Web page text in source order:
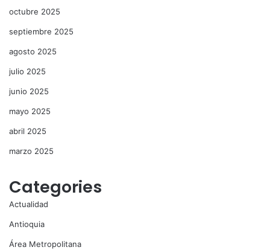
octubre 2025
septiembre 2025
agosto 2025
julio 2025
junio 2025
mayo 2025
abril 2025
marzo 2025
Categories
Actualidad
Antioquia
Área Metropolitana